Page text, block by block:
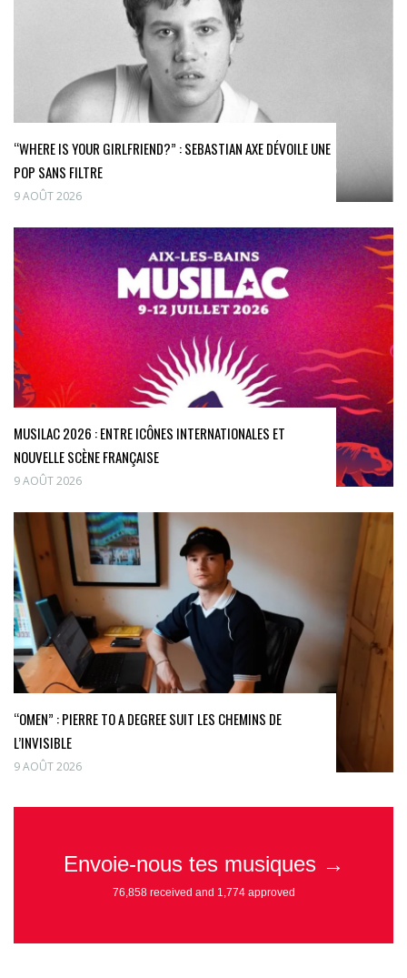
“WHERE IS YOUR GIRLFRIEND?” : SEBASTIAN AXE DÉVOILE UNE
POP SANS FILTRE
9 AOÛT 2026
MUSILAC 2026 : ENTRE ICÔNES INTERNATIONALES ET
NOUVELLE SCÈNE FRANÇAISE
9 AOÛT 2026
“OMEN” : PIERRE TO A DEGREE SUIT LES CHEMINS DE
L’INVISIBLE
9 AOÛT 2026